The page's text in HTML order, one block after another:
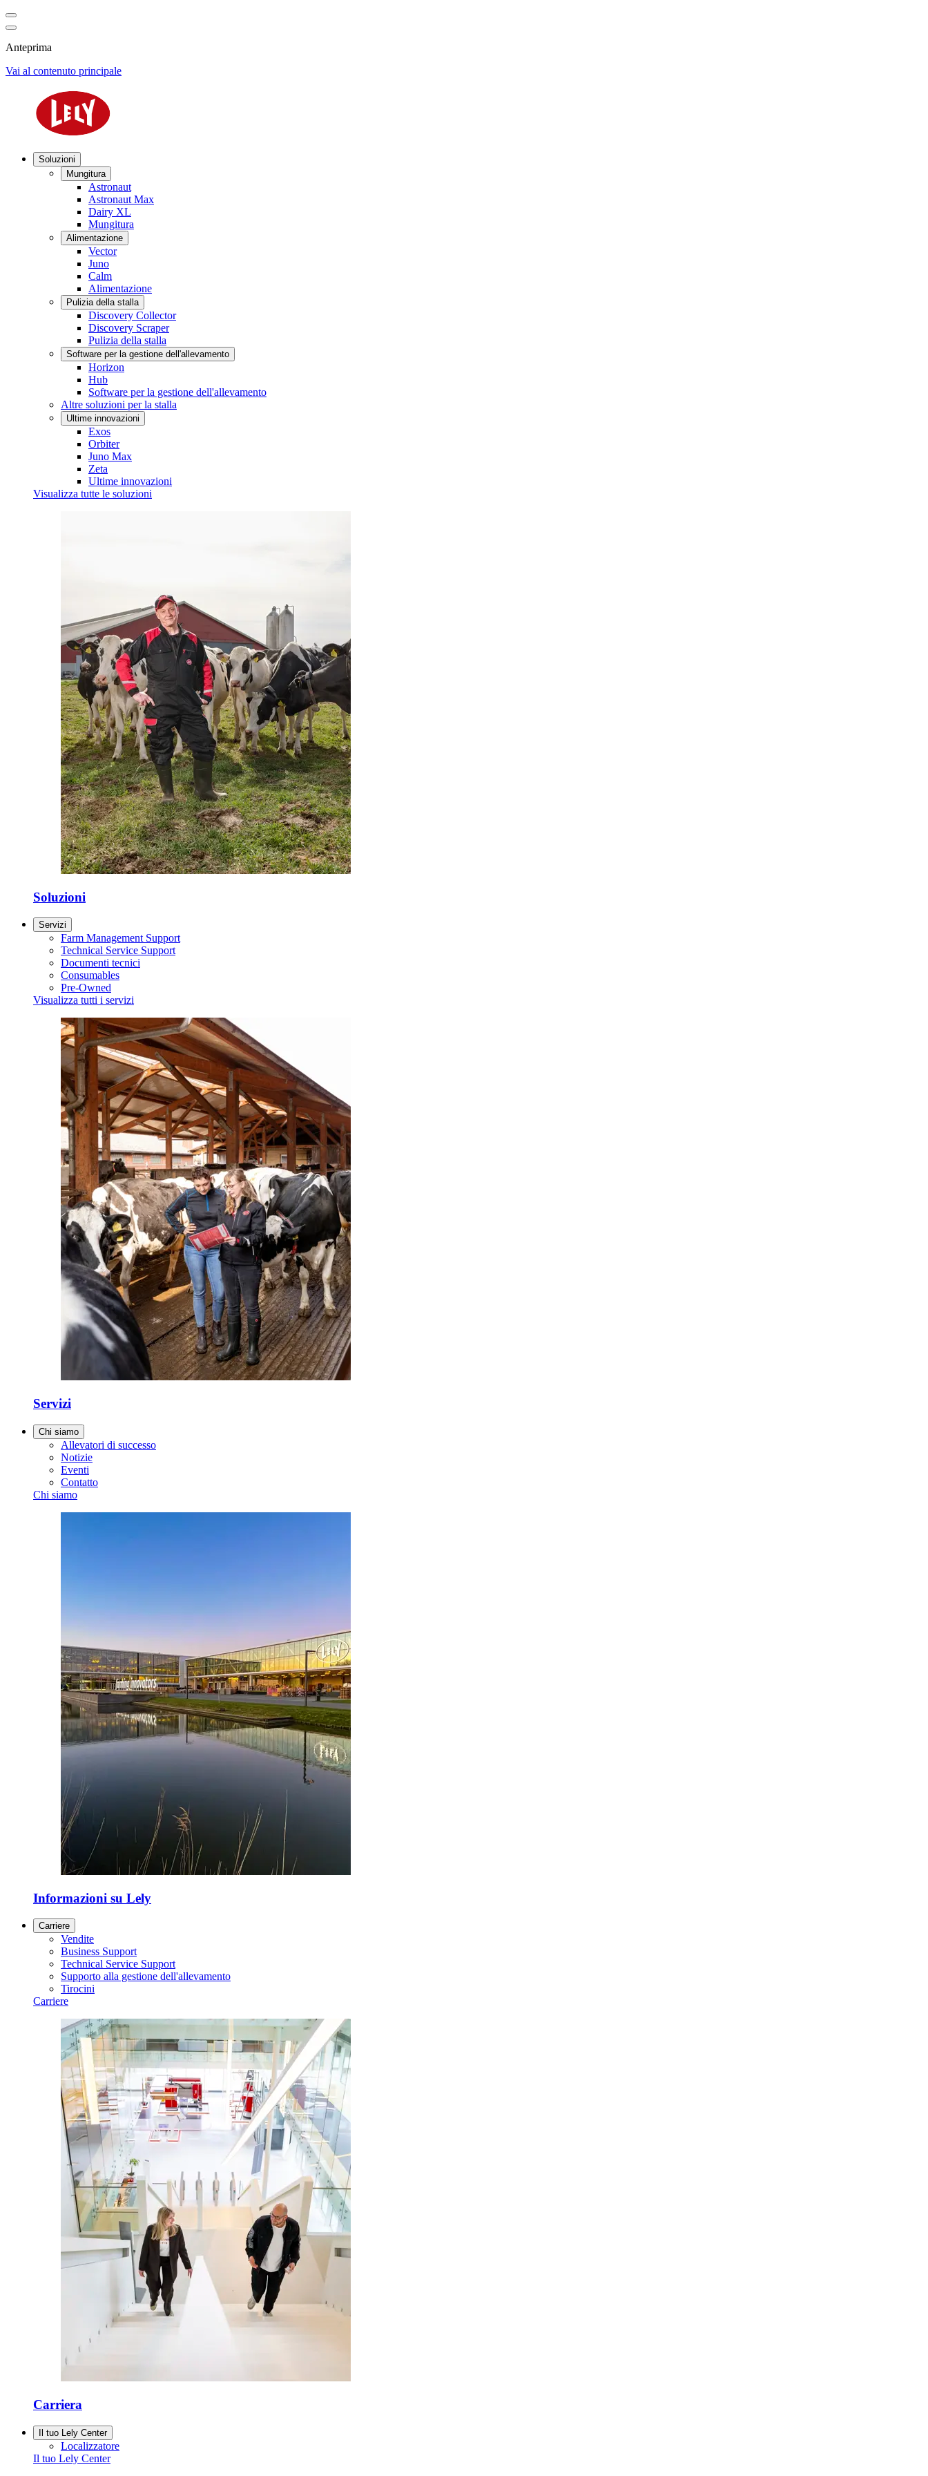
Anteprima
Vai al contenuto principale
Soluzioni
Mungitura
Astronaut
Astronaut Max
Dairy XL
Mungitura
Alimentazione
Vector
Juno
Calm
Alimentazione
Pulizia della stalla
Discovery Collector
Discovery Scraper
Pulizia della stalla
Software per la gestione dell'allevamento
Horizon
Hub
Software per la gestione dell'allevamento
Altre soluzioni per la stalla
Ultime innovazioni
Exos
Orbiter
Juno Max
Zeta
Ultime innovazioni
Visualizza tutte le soluzioni
Soluzioni
Servizi
Farm Management Support
Technical Service Support
Documenti tecnici
Consumables
Pre-Owned
Visualizza tutti i servizi
Servizi
Chi siamo
Allevatori di successo
Notizie
Eventi
Contatto
Chi siamo
Informazioni su Lely
Carriere
Vendite
Business Support
Technical Service Support
Supporto alla gestione dell'allevamento
Tirocini
Carriere
Carriera
Il tuo Lely Center
Localizzatore
Il tuo Lely Center